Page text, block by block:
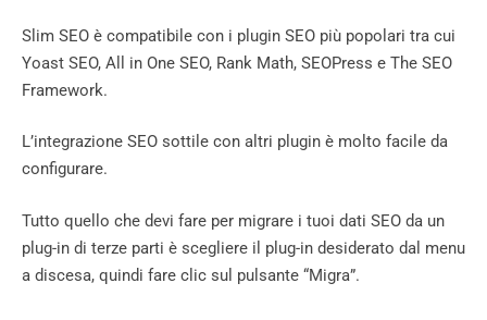
Slim SEO è compatibile con i plugin SEO più popolari tra cui
Yoast SEO, All in One SEO, Rank Math, SEOPress e The SEO
Framework.
L’integrazione SEO sottile con altri plugin è molto facile da
configurare.
Tutto quello che devi fare per migrare i tuoi dati SEO da un
plug-in di terze parti è scegliere il plug-in desiderato dal menu
a discesa, quindi fare clic sul pulsante “Migra”.